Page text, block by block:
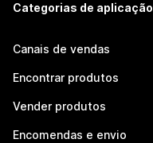
Categorias de aplicação
Canais de vendas
Encontrar produtos
Vender produtos
Encomendas e envio